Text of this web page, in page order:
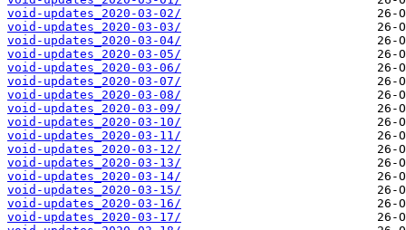
void-updates_2020-03-02/
void-updates_2020-03-03/
void-updates_2020-03-04/
void-updates_2020-03-05/
void-updates_2020-03-06/
void-updates_2020-03-07/
void-updates_2020-03-08/
void-updates_2020-03-09/
void-updates_2020-03-10/
void-updates_2020-03-11/
void-updates_2020-03-12/
void-updates_2020-03-13/
void-updates_2020-03-14/
void-updates_2020-03-15/
void-updates_2020-03-16/
void-updates_2020-03-17/